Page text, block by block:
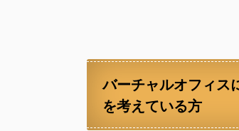
バーチャルオフィス
を考えている方